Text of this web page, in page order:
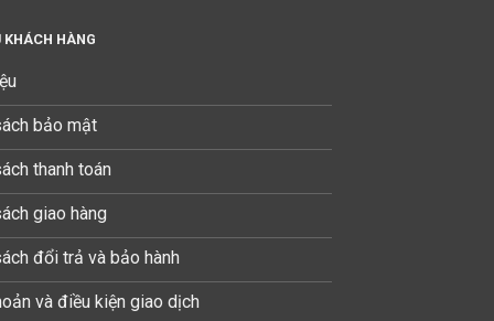
KHÁCH HÀNG
bảo mật
thanh toán
giao hàng
đổi trả và bảo hành
và điều kiện giao dịch